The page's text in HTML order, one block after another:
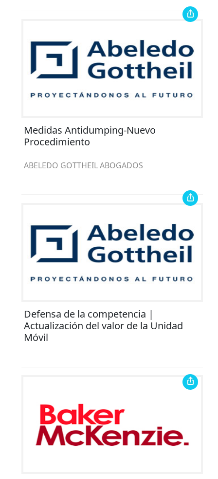
Medidas Antidumping-Nuevo
Procedimiento
ABELEDO GOTTHEIL ABOGADOS
Defensa de la competencia |
Actualización del valor de la Unidad
Móvil